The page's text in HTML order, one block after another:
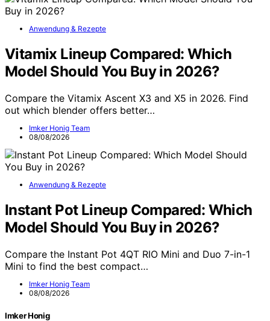
Anwendung & Rezepte
Vitamix Lineup Compared: Which
Model Should You Buy in 2026?
Compare the Vitamix Ascent X3 and X5 in 2026. Find
out which blender offers better…
Imker Honig Team
08/08/2026
Anwendung & Rezepte
Instant Pot Lineup Compared: Which
Model Should You Buy in 2026?
Compare the Instant Pot 4QT RIO Mini and Duo 7-in-1
Mini to find the best compact…
Imker Honig Team
08/08/2026
Imker Honig